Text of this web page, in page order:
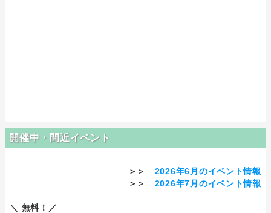
開催中・間近イベント
＞＞ 2026年6月のイベント情報
＞＞ 2026年7月のイベント情報
＼ 無料！／